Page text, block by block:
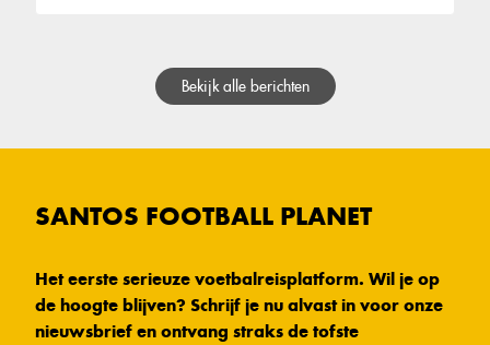
Bekijk alle berichten
SANTOS FOOTBALL PLANET
Het eerste serieuze voetbalreisplatform. Wil je op
de hoogte blijven? Schrijf je nu alvast in voor onze
nieuwsbrief en ontvang straks de tofste